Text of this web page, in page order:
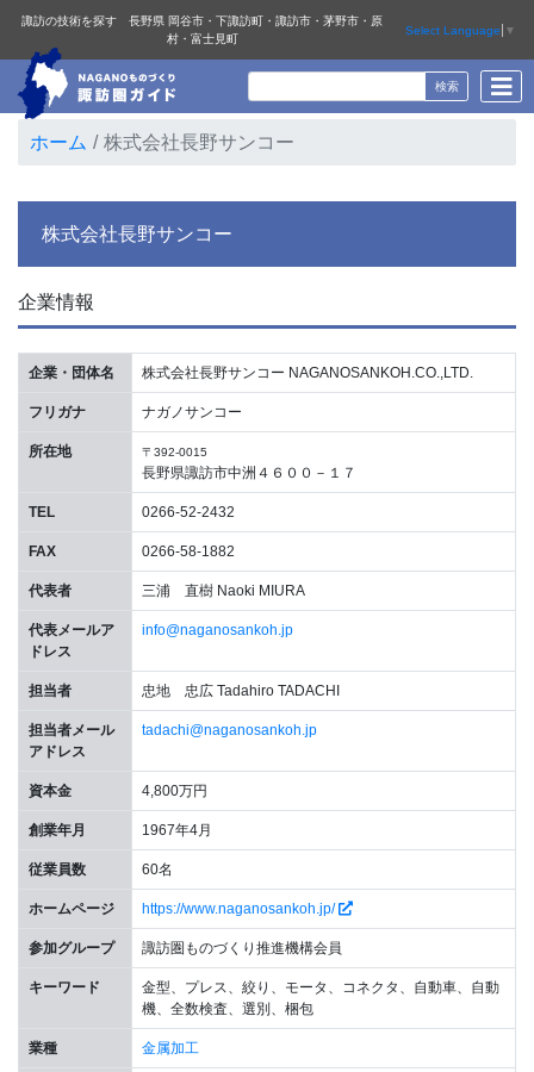
諏訪の技術を探す 長野県 岡谷市・下諏訪町・諏訪市・茅野市・原
村・富士見町
Select Language ▼
ホーム 株式会社長野サンコー
株式会社長野サンコー
企業情報
企業・団体名 株式会社長野サンコー NAGANOSANKOH.CO.,LTD.
フリガナ ナガノサンコー
所在地 〒392-0015
長野県諏訪市中洲４６００－１７
TEL 0266-52-2432
FAX 0266-58-1882
代表者 三浦 直樹 Naoki MIURA
代表メールア
ドレス
info@naganosankoh.jp
担当者 忠地 忠広 Tadahiro TADACHI
担当者メール
アドレス
tadachi@naganosankoh.jp
資本金 4,800万円
創業年月 1967年4月
従業員数 60名
ホームページ https://www.naganosankoh.jp/
参加グループ 諏訪圏ものづくり推進機構会員
キーワード
金型、プレス、絞り、モータ、コネクタ、自動車、自動
機、全数検査、選別、梱包
業種 金属加工